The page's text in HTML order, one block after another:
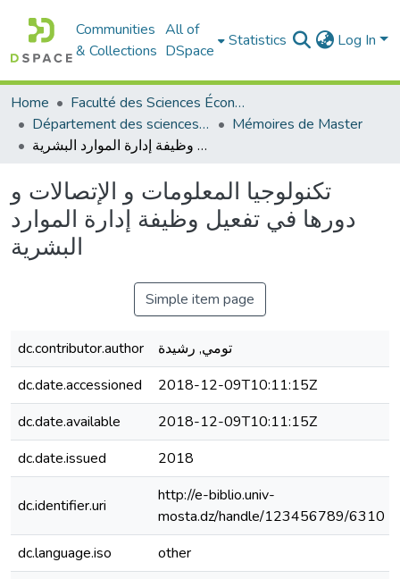
Communities
& Collections
All of
DSpace
Statistics Log In
Home
Faculté des Sciences Économiques Commerciales et des Sciences de Gestion
Département des sciences de gestion
Mémoires de Master
تكنولوجيا المعلومات و الإتصالات و دورها في تفعيل وظيفة إدارة الموارد البشرية
تكنولوجيا المعلومات و الإتصالات و
دورها في تفعيل وظيفة إدارة الموارد
البشرية
Simple item page
dc.contributor.author
تومي, رشيدة
dc.date.accessioned
2018-12-09T10:11:15Z
dc.date.available
2018-12-09T10:11:15Z
dc.date.issued
2018
dc.identifier.uri
http://e-biblio.univ-
mosta.dz/handle/123456789/6310
dc.language.iso
other